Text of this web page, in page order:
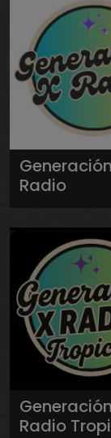
Radio
Radio